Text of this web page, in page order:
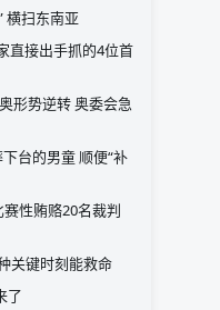
横扫东南亚
直接出手抓的4位首
形势逆转 奥委会急
台的男童 顺便“补
性贿赂20名裁判
关键时刻能救命
了